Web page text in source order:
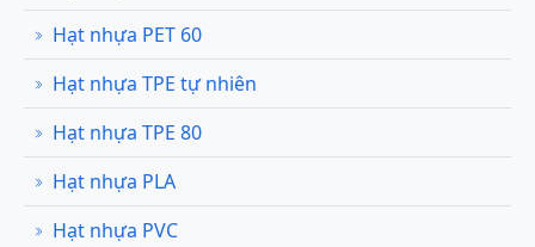
Hạt nhựa PET 60
Hạt nhựa TPE tự nhiên
Hạt nhựa TPE 80
Hạt nhựa PLA
Hạt nhựa PVC